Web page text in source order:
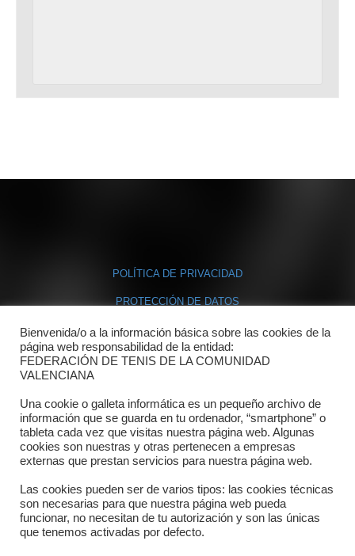
POLÍTICA DE PRIVACIDAD
PROTECCIÓN DE DATOS
POLÍTICA DE COOKIES
Dónde estamos
Directorio departamentos
Horario
Formulario de contacto
Bienvenida/o a la información básica sobre las cookies de la
página web responsabilidad de la entidad:
FEDERACIÓN DE TENIS DE LA COMUNIDAD
VALENCIANA
Una cookie o galleta informática es un pequeño archivo de
información que se guarda en tu ordenador, “smartphone” o
tableta cada vez que visitas nuestra página web. Algunas
cookies son nuestras y otras pertenecen a empresas
externas que prestan servicios para nuestra página web.
Las cookies pueden ser de varios tipos: las cookies técnicas
son necesarias para que nuestra página web pueda
funcionar, no necesitan de tu autorización y son las únicas
que tenemos activadas por defecto.